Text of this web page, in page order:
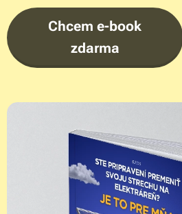
Chcem e-book
zdarma